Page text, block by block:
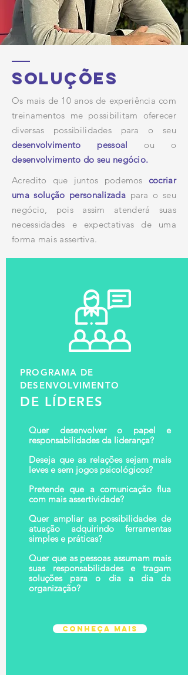
soluções
Os mais de 10 anos de experiência com
treinamentos me possibilitam oferecer
diversas possibilidades para o seu
desenvolvimento pessoal ou o
desenvolvimento do seu negócio.
Acredito que juntos podemos cocriar
uma solução personalizadapara o seu
negócio, pois assim atenderá suas
necessidades e expectativas de uma
forma mais assertiva.
PROGRAMA DE
DESENVOLVIMENTO
DE LÍDERES
Quer desenvolver o papel e
responsabilidades da liderança?
Deseja que as relações sejam mais
leves e sem jogos psicológicos?
Pretende que a comunicação flua
com mais assertividade?
Quer ampliar as possibilidades de
atuação adquirindo ferramentas
simples e práticas?
Quer que as pessoas assumam mais
suas responsabilidades e tragam
soluções para o dia a dia da
organização?
conheça mais